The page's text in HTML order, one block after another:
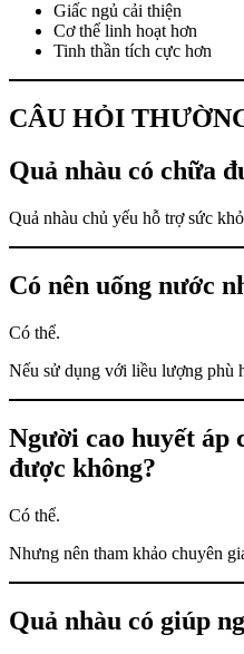
Giấc ngủ cải thiện
Cơ thể linh hoạt hơn
Tinh thần tích cực hơn
CÂU HỎI
Quả nhàu có chữa
Quả nhàu chủ yếu hỗ trợ sức
Có nên uống nước
Có thể.
Nếu sử dụng với liều lượng phù
Người cao huyết áp
được không?
Có thể.
Nhưng nên tham khảo chuyên
Quả nhàu có giúp